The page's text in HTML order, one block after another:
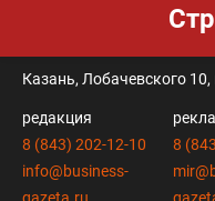
Казань, Лобачевского 10,
редакция
8 (843) 202-12-10
info@business-
8